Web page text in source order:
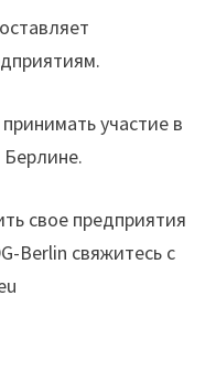
участие в
свое предприятия
Berlin свяжитесь с